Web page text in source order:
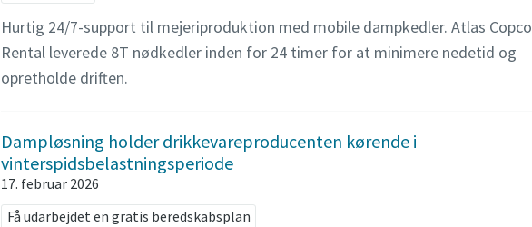
Hurtig 24/7-support til mejeriproduktion med mobile dampkedler. Atlas Copco
Rental leverede 8T nødkedler inden for 24 timer for at minimere nedetid og
opretholde driften.
Dampløsning holder drikkevareproducenten kørende i
vinterspidsbelastningsperiode
17. februar 2026
Få udarbejdet en gratis beredskabsplan